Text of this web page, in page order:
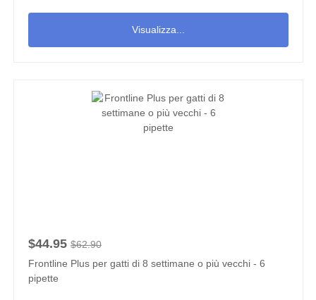
Visualizza...
$44.95 $62.90
Frontline Plus per gatti di 8 settimane o più vecchi - 6
pipette